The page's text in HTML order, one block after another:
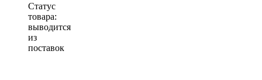
Статус
товара:
выводится
из
поставок